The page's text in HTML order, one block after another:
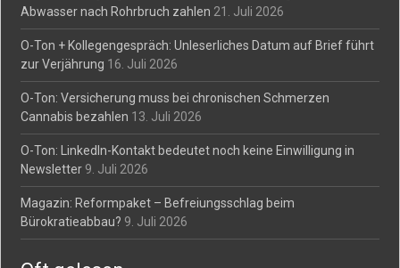
Abwasser nach Rohrbruch zahlen 21. Juli 2026
O-Ton + Kollegengespräch: Unleserliches Datum auf Brief führt
zur Verjährung 16. Juli 2026
O-Ton: Versicherung muss bei chronischen Schmerzen
Cannabis bezahlen 13. Juli 2026
O-Ton: LinkedIn-Kontakt bedeutet noch keine Einwilligung in
Newsletter 9. Juli 2026
Magazin: Reformpaket – Befreiungsschlag beim
Bürokratieabbau? 9. Juli 2026